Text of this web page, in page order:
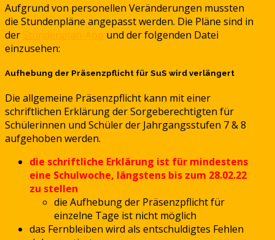
Aufgrund von personellen Veränderungen mussten
die Stundenpläne angepasst werden. Die Pläne sind in
der
und der folgenden Datei
einzusehen:
Aufhebung der Präsenzpflicht für SuS wird verlängert
Die allgemeine Präsenzpflicht kann mit einer
schriftlichen Erklärung der Sorgeberechtigten für
Schülerinnen und Schüler der Jahrgangsstufen 7 & 8
aufgehoben werden.
die schriftliche Erklärung ist für mindestens
eine Schulwoche, längstens bis zum 28.02.22
zu stellen
die Aufhebung der Präsenzpflicht für
einzelne Tage ist nicht möglich
das Fernbleiben wird als entschuldigtes Fehlen